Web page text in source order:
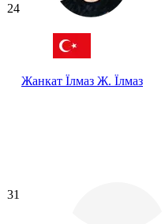
24
Жанкат Їлмаз Ж. Їлмаз
31